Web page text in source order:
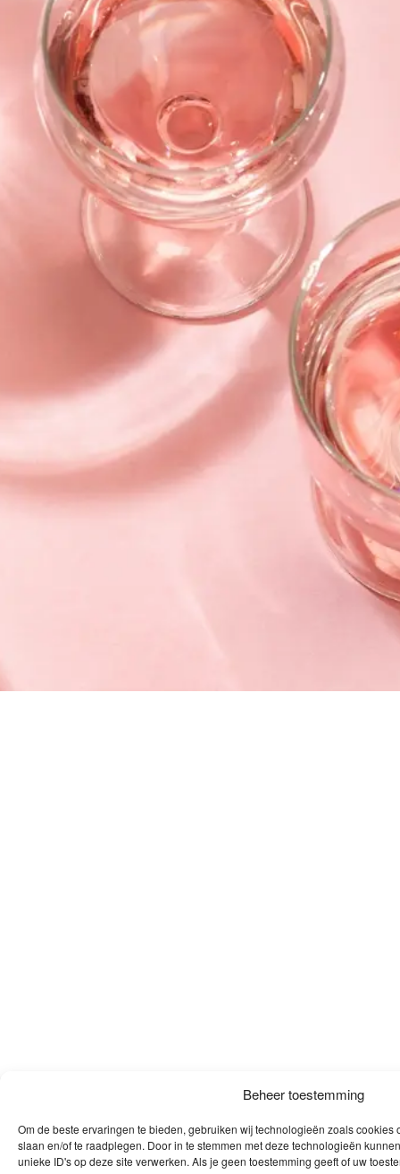
Beheer toestemming
Om de beste ervaringen te bieden, gebruiken wij technologieën zoals cookies
slaan en/of te raadplegen. Door in te stemmen met deze technologieën
unieke ID's op deze site verwerken. Als je geen toestemming geeft of uw